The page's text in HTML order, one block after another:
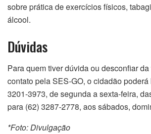
sobre prática de exercícios físicos,
álcool.
Dúvidas
Para quem tiver dúvida ou desconfiar
contato pela SES-GO, o cidadão
3201-3973, de segunda a sexta-feira,
para (62) 3287-2778, aos sábados,
*Foto: Divulgação